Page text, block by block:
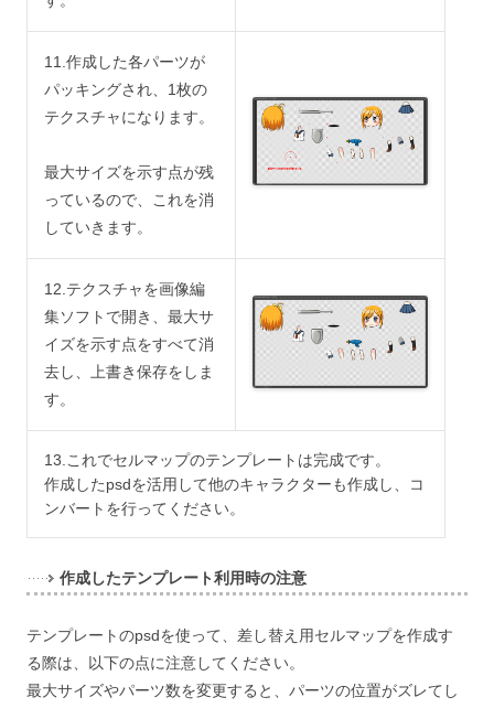
11.作成した各パーツが
パッキングされ、1枚の
テクスチャになります。
最大サイズを示す点が残
っているので、これを消
していきます。
12.テクスチャを画像編
集ソフトで開き、最大サ
イズを示す点をすべて消
去し、上書き保存をしま
す。
13.これでセルマップのテンプレートは完成です。
作成したpsdを活用して他のキャラクターも作成し、コ
ンバートを行ってください。
作成したテンプレート利用時の注意
テンプレートのpsdを使って、差し替え用セルマップを作成す
る際は、以下の点に注意してください。
最大サイズやパーツ数を変更すると、パーツの位置がズレてし